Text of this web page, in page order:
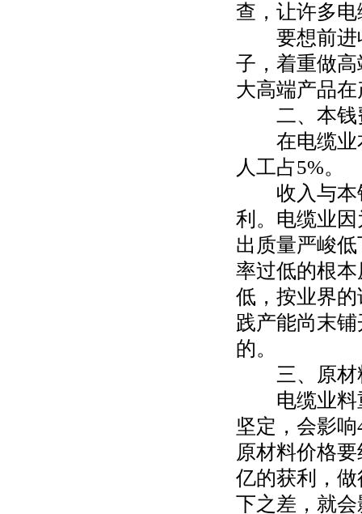
查，让许多
要想前进收
子，着重做
大高端产品
二、本钱
在电缆业本
人工占5%。
收入与本钱
利。电缆业
出质量严峻
率过低的根
低，按业界
践产能尚末
的。
三、原材
电缆业料重
坚定，会影
原材料价格
亿的获利，
下之差，就